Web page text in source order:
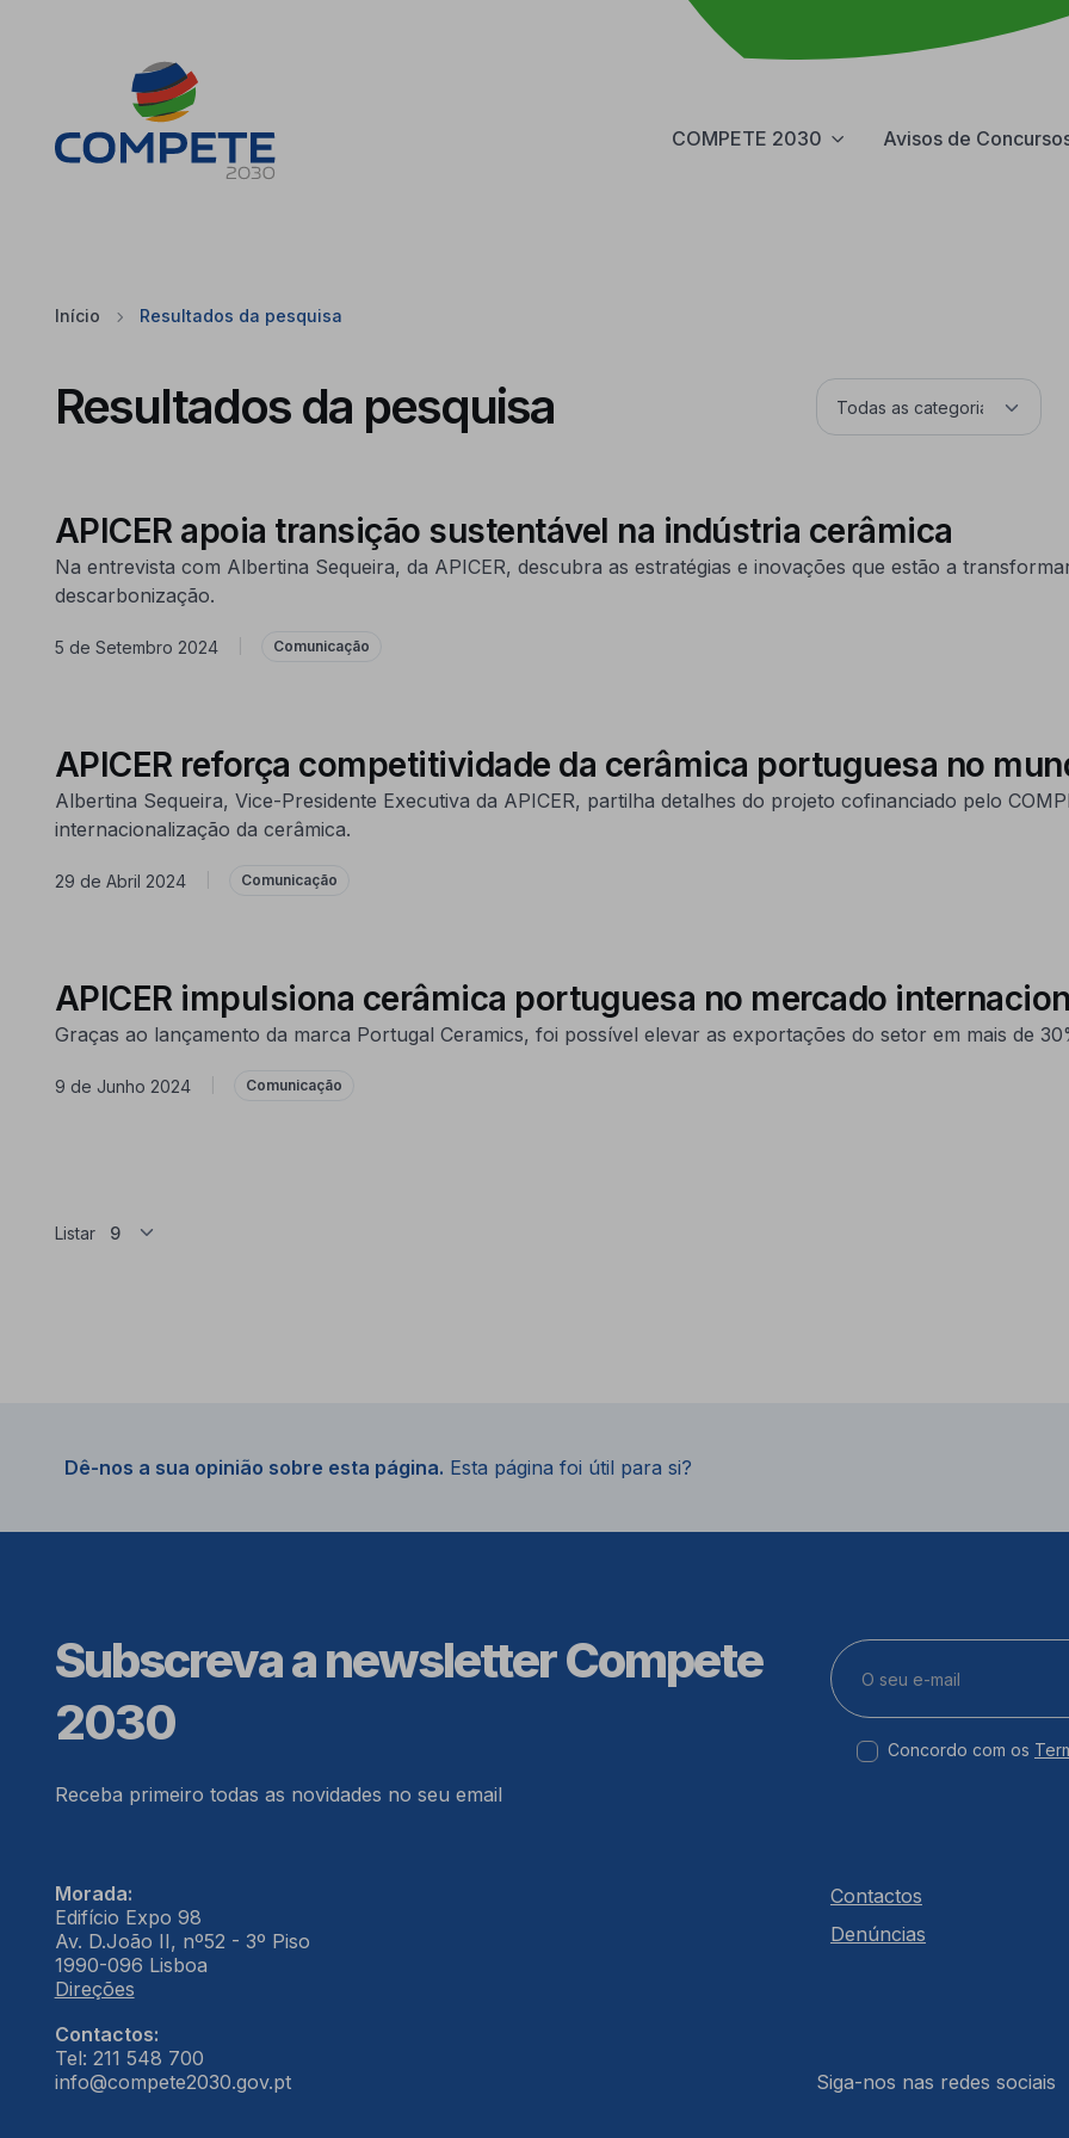
COMPETE 2030 Avisos de
Início Resultados da pesquisa
Resultados da pesquisa
APICER apoia transição sustentável na indústria cerâmica
Na entrevista com Albertina Sequeira, da APICER, descubra as estratégias e inovações que estão a
descarbonização.
5 de Setembro 2024 Comunicação
APICER reforça competitividade da cerâmica portuguesa no
Albertina Sequeira, Vice-Presidente Executiva da APICER, partilha detalhes do projeto cofinanciado pelo
internacionalização da cerâmica.
29 de Abril 2024 Comunicação
APICER impulsiona cerâmica portuguesa no mercado
Graças ao lançamento da marca Portugal Ceramics, foi possível elevar as exportações do setor em mais de
9 de Junho 2024 Comunicação
Listar
Dê-nos a sua opinião sobre esta página. Esta página foi útil para si?
Subscreva a newsletter Compete
2030
Receba primeiro todas as novidades no seu email
Concordo com os
Morada:
Edifício Expo 98
Av. D.João II, nº52 - 3º Piso
1990-096 Lisboa
Direções
Contactos:
Tel: 211 548 700
info@compete2030.gov.pt
Contactos
Denúncias
Siga-nos nas redes sociais